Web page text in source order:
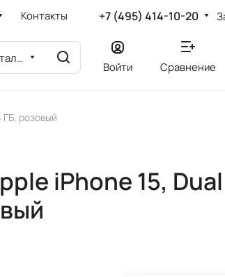
Контакты +7 (495) 414-10-20
Каталог
Войти Сравнение
розовый
iPhone 15,